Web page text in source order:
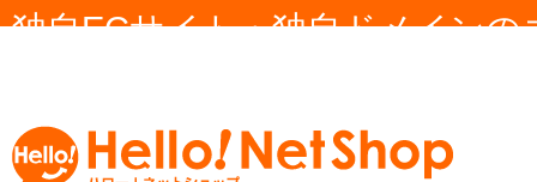
独自ECサイト・独自ドメイン